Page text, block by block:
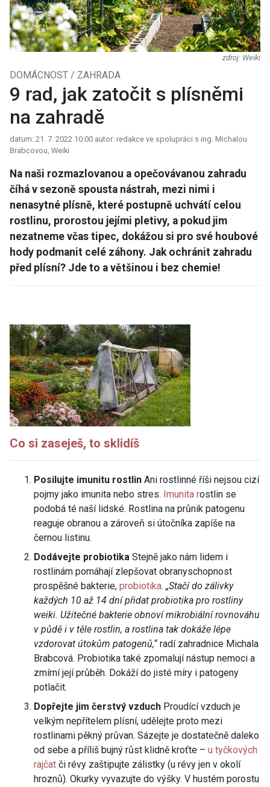
Weiki
DOMÁCNOST / ZAHRADA
9 rad, jak zatočit s plísněmi
na zahradě
datum: 21. 7. 2022 10:00 autor: redakce ve spolupráci s ing. Michalou
Brabcovou, Weiki
Na naši rozmazlovanou a opečovávanou zahradu
číhá v sezoně spousta nástrah, mezi nimi i
nenasytné plísně, které postupně uchvátí celou
rostlinu, prorostou jejími pletivy, a pokud jim
nezatneme včas tipec, dokážou si pro své houbové
hody podmanit celé záhony. Jak ochránit zahradu
před plísní? Jde to a většinou i bez chemie!
Co si zaseješ, to sklidíš
Posilujte imunitu rostlin Ani rostlinné říši nejsou cizí
pojmy jako imunita nebo stres. Imunita rostlin se
podobá té naší lidské. Rostlina na průnik patogenu
reaguje obranou a zároveň si útočníka zapíše na
černou listinu.
Dodávejte probiotika Stejně jako nám lidem i
rostlinám pomáhají zlepšovat obranyschopnost
prospěšné bakterie, probiotika. „Stačí do zálivky
každých 10 až 14 dní přidat probiotika pro rostliny
weiki. Užitečné bakterie obnoví mikrobiální rovnováhu
v půdě i v těle rostlin, a rostlina tak dokáže lépe
vzdorovat útokům patogenů,“ radí zahradnice Michala
Brabcová. Probiotika také zpomalují nástup nemoci a
zmírní její průběh. Dokáží do jisté míry i patogeny
potlačit.
Dopřejte jim čerstvý vzduch Proudící vzduch je
velkým nepřítelem plísní, udělejte proto mezi
rostlinami pěkný průvan. Sázejte je dostatečně daleko
od sebe a příliš bujný růst klidně kroťte – u tyčkových
rajčat či révy zaštipujte zálistky (u révy jen v okolí
hroznů). Okurky vyvazujte do výšky. V hustém porostu